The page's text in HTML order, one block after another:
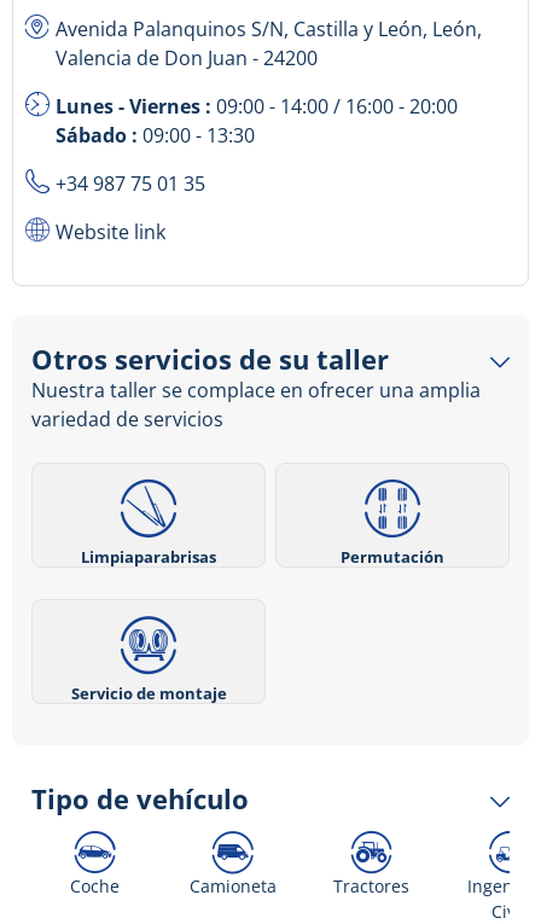
Avenida Palanquinos S/N, Castilla y León, León,
Valencia de Don Juan - 24200
Lunes - Viernes : 09:00 - 14:00 / 16:00 - 20:00
Sábado : 09:00 - 13:30
+34 987 75 01 35
Website link
Otros servicios de su taller
Nuestra taller se complace en ofrecer una amplia
variedad de servicios
Limpiaparabrisas Permutación
Servicio de montaje
Tipo de vehículo
Coche Camioneta Tractores
Civil